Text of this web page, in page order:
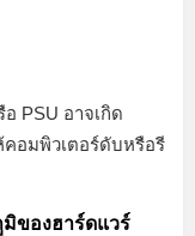
PSU อาจเกิด
อมพิวเตอร์ดับหรือรี
ของฮาร์ดแวร์